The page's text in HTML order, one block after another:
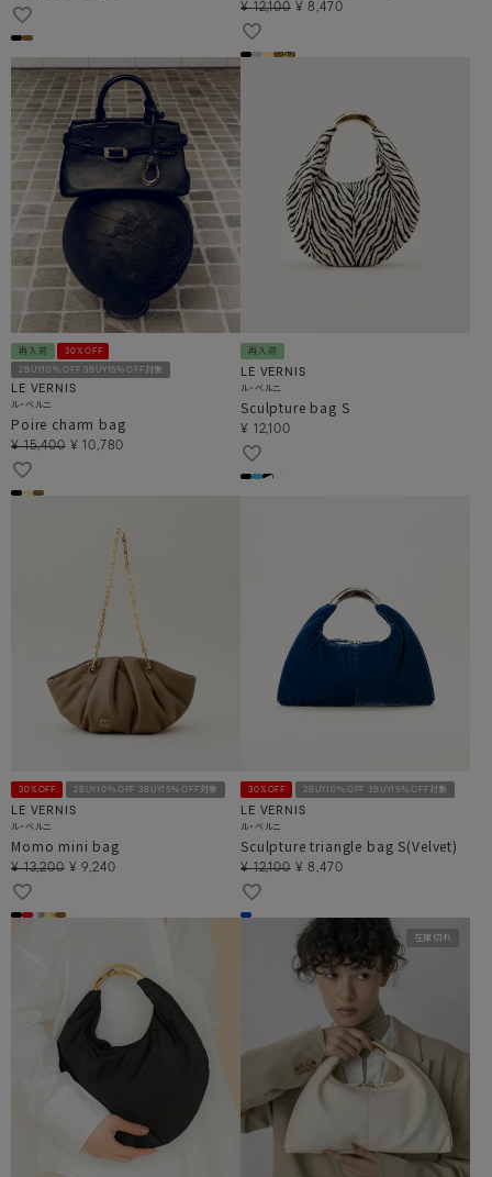
¥ 12,100 ¥ 8,470
再入荷 30%OFF
2BUY10％OFF 3BUY15％OFF対象
LE VERNIS
ル・ベルニ
Poire charm bag
¥ 15,400 ¥ 10,780
再入荷
LE VERNIS
ル・ベルニ
Sculpture bag S
¥ 12,100
30%OFF 2BUY10％OFF 3BUY15％OFF対象
LE VERNIS
ル・ベルニ
Momo mini bag
¥ 13,200 ¥ 9,240
30%OFF 2BUY10％OFF 3BUY15％OFF対象
LE VERNIS
ル・ベルニ
Sculpture triangle bag S(Velvet)
¥ 12,100 ¥ 8,470
在庫切れ